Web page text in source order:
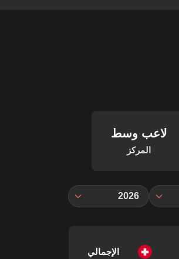
لاعب وسط
المركز
2026
الإجمالي